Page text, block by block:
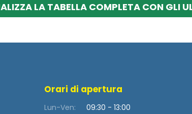
LA TABELLA COMPLETA CON GLI
Orari di apertura
Lun-Ven:
09:30 - 13:00